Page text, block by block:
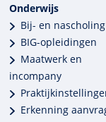
Onderwijs
Bij- en nascholing
BIG-opleidingen
Maatwerk en
incompany
Erkenning